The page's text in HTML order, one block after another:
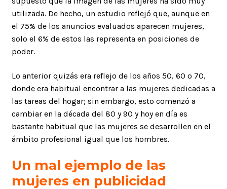
utilizada. De hecho, un estudio reflejó que, aunque en
el 75% de los anuncios evaluados aparecen mujeres,
solo el 6% de estos las representa en posiciones de
poder.
Lo anterior quizás era reflejo de los años 50, 60 o 70,
donde era habitual encontrar a las mujeres dedicadas a
las tareas del hogar; sin embargo, esto comenzó a
cambiar en la década del 80 y 90 y hoy en día es
bastante habitual que las mujeres se desarrollen en el
ámbito profesional igual que los hombres.
Un mal ejemplo de las
mujeres en publicidad